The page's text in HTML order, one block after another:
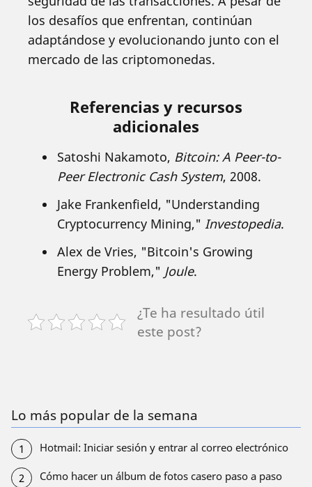
los desafíos que enfrentan, continúan
adaptándose y evolucionando junto con el
mercado de las criptomonedas.
Referencias y recursos
adicionales
Satoshi Nakamoto, Bitcoin: A Peer-to-
Peer Electronic Cash System, 2008.
Jake Frankenfield, "Understanding
Cryptocurrency Mining," Investopedia.
Alex de Vries, "Bitcoin's Growing
Energy Problem," Joule.
¿Te ha resultado útil
este post?
Lo más popular de la semana
Hotmail: Iniciar sesión y entrar al correo electrónico
Cómo hacer un álbum de fotos casero paso a paso